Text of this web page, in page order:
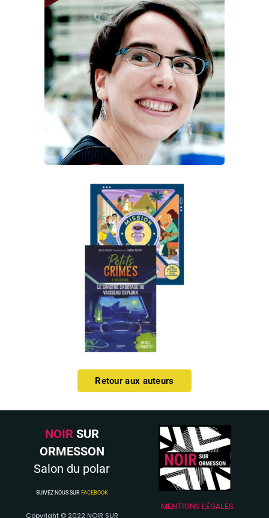
Retour aux auteurs
NOIR SUR
ORMESSON
Salon du polar
SUIVEZ NOUS SUR FACEBOOK
Copyright © 2022 NOIR SUR
MENTIONS LÉGALES